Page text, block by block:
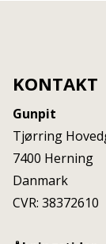
KONTAKT
Gunpit
Tjørring
7400 Herning
Danmark
CVR: 38372610